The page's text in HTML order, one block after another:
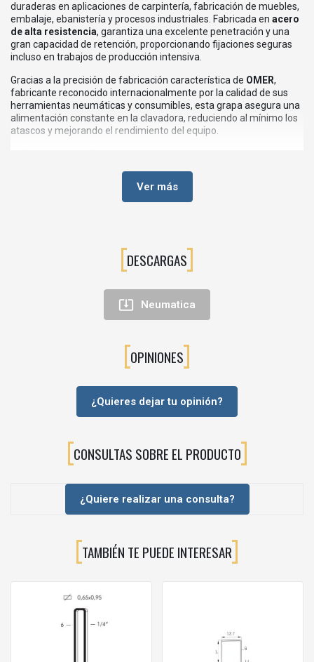
duraderas en aplicaciones de carpintería, fabricación de muebles,
embalaje, ebanistería y procesos industriales. Fabricada en acero
de alta resistencia, garantiza una excelente penetración y una
gran capacidad de retención, proporcionando fijaciones seguras
incluso en trabajos de producción intensiva.
Gracias a la precisión de fabricación característica de OMER,
fabricante reconocido internacionalmente por la calidad de sus
herramientas neumáticas y consumibles, esta grapa asegura una
alimentación constante en la clavadora, reduciendo al mínimo los
atascos y mejorando el rendimiento del equipo.
💡VENTAJAS DE LA GRAPA MODELO 98 OMER
Alimentación uniforme para un funcionamiento continuo.
Alta precisión en cada disparo.
Ideal para trabajos repetitivos y producción industrial.
⚙️APLICACIONES RECOMENDADAS
La Grapa Modelo 98 está especialmente indicada para:
Fabricación de muebles.
Ebanistería.
Montaje de cajones.
Ensamblaje de paneles.
Bastidores de madera.
Construcción ligera.
Procesos de producción en serie.
Su versatilidad permite trabajar con rapidez y precisión en una
amplia variedad de aplicaciones relacionadas con la industria de la
Ver más
DESCARGAS
 Neumatica
OPINIONES
¿Quieres dejar tu opinión?
CONSULTAS SOBRE EL PRODUCTO
¿Quiere realizar una consulta?
TAMBIÉN TE PUEDE INTERESAR